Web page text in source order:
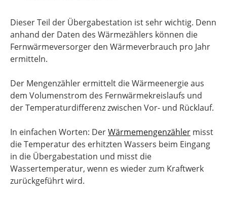
Dieser Teil der Übergabestation ist sehr wichtig. Denn
anhand der Daten des Wärmezählers können die
Fernwärmeversorger den Wärmeverbrauch pro Jahr
ermitteln.
Der Mengenzähler ermittelt die Wärmeenergie aus
dem Volumenstrom des Fernwärmekreislaufs und
der Temperaturdifferenz zwischen Vor- und Rücklauf.
In einfachen Worten: DerWärmemengenzähler misst
die Temperatur des erhitzten Wassers beim Eingang
in die Übergabestation und misst die
Wassertemperatur, wenn es wieder zum Kraftwerk
zurückgeführt wird.